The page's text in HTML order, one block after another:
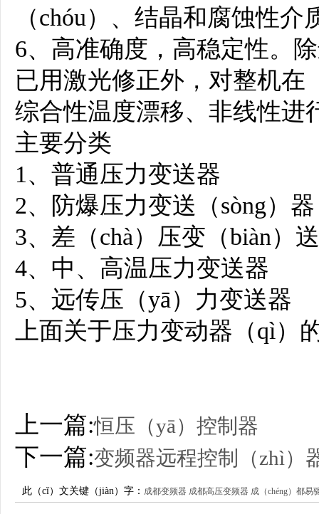
（chóu）、结晶和腐蚀性介
6、高准确度，高稳定性。
已用激光修正外，对整机在
综合性温度漂移、非线性进
主要分类
1、普通压力变送器
2、防爆压力变送（sòng）器
3、差（chà）压变（biàn）
4、中、高温压力变送器
5、远传压（yā）力变送器
上面关于压力变动器（qì）
上一篇:恒压（yā）控制器
下一篇:变频器远程控制（zhì）
此（cǐ）文关键（jiàn）字： 成都变频器 成都高压变频器 成（chéng）都易